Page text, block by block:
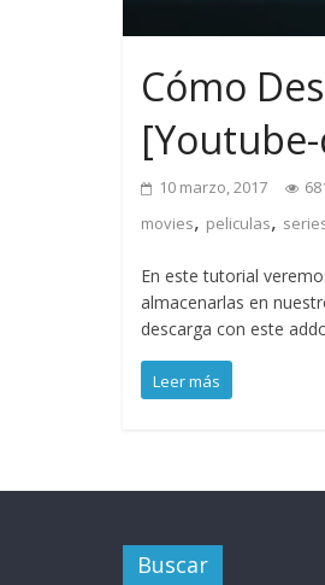
Cómo
10 marzo, 2017
movies, peliculas,
En este tutorial
almacenarlas en
descarga con este
Leer más
Buscar